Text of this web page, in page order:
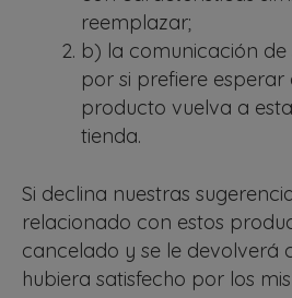
reemplazar;
b) la comunicación de
por si prefiere esperar
producto vuelva a
tienda.
Si declina nuestras
relacionado con estos
cancelado y se le devolverá
hubiera satisfecho por los